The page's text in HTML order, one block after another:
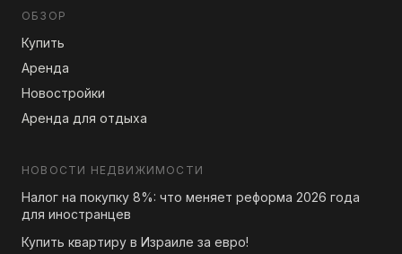
ОБЗОР
Купить
Аренда
Новостройки
Аренда для отдыха
НОВОСТИ НЕДВИЖИМОСТИ
Налог на покупку 8%: что меняет реформа 2026 года
для иностранцев
Купить квартиру в Израиле за евро!